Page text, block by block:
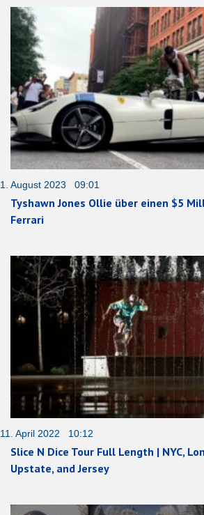
1. August 2023 09:01
Tyshawn Jones Ollie über einen $5
Ferrari
11. April 2022 10:12
Slice N Dice Tour Full Length | NYC,
Upstate, and Jersey